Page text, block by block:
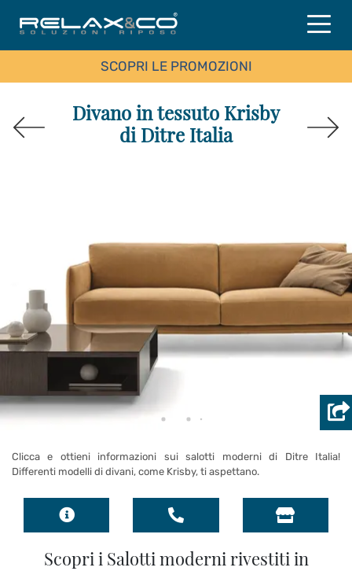
SCOPRI LE PROMOZIONI
Divano in tessuto Krisby
di Ditre Italia
Scopri i Salotti moderni rivestiti in
Clicca e ottieni informazioni sui salotti moderni di Ditre Italia!
Differenti modelli di divani, come Krisby, ti aspettano.